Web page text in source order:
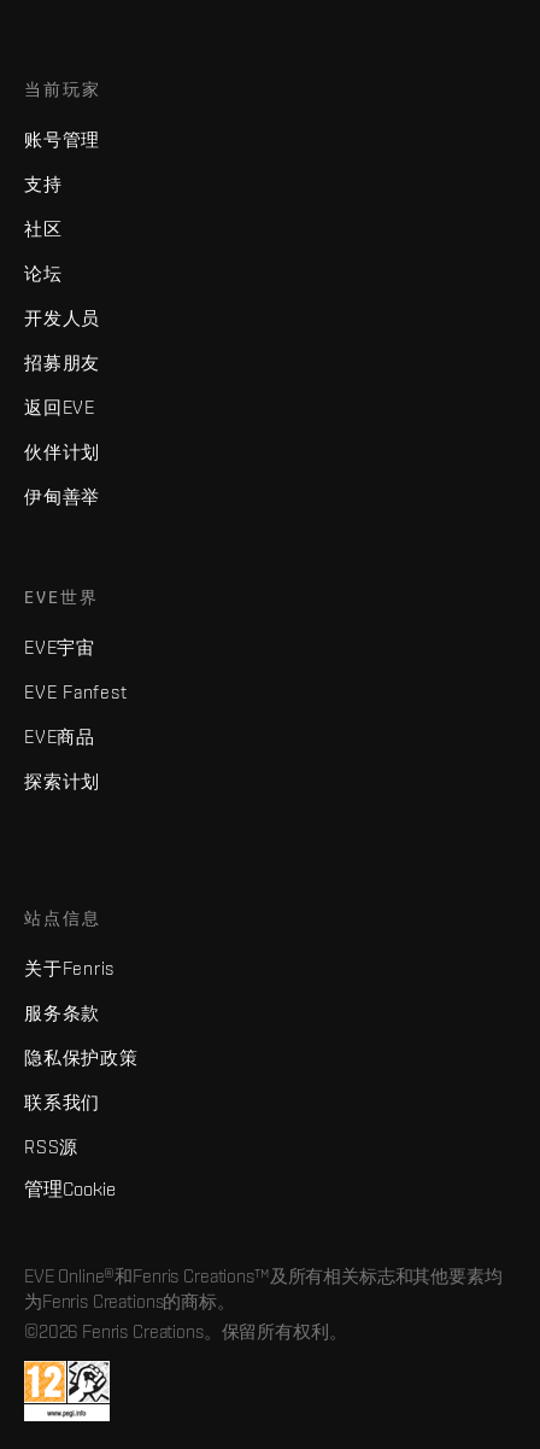
当前玩家
账号管理
支持
社区
论坛
开发人员
招募朋友
返回EVE
伙伴计划
伊甸善举
EVE世界
EVE宇宙
EVE Fanfest
EVE商品
探索计划
站点信息
关于Fenris
服务条款
隐私保护政策
联系我们
RSS源
管理Cookie
EVE Online®和Fenris Creations™及所有相关标志和其他要素均
为Fenris Creations的商标。
©2026 Fenris Creations。保留所有权利。